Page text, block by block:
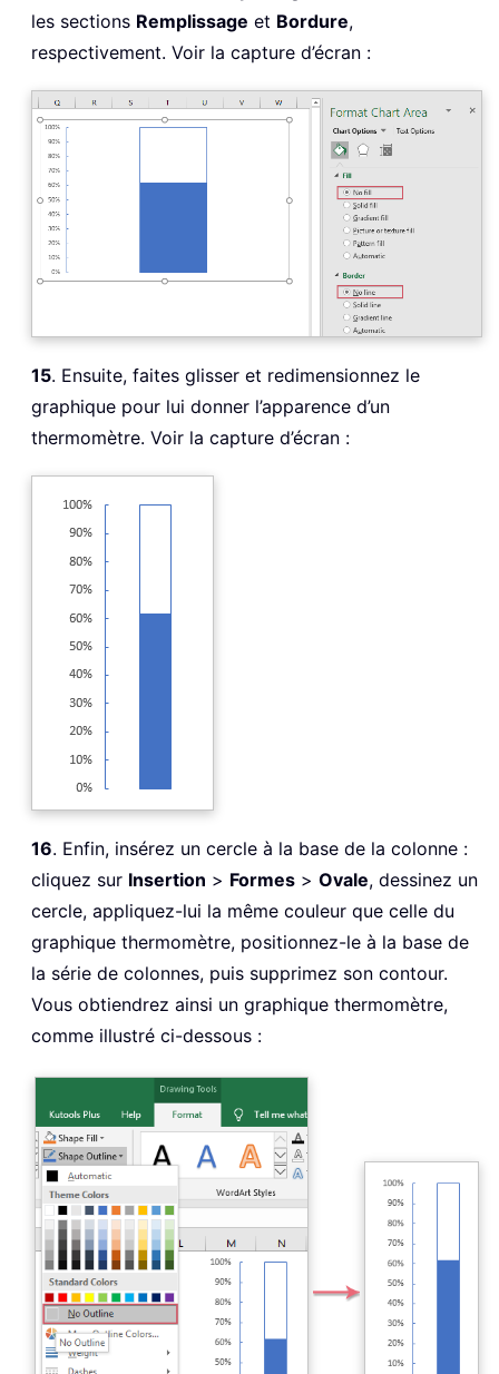
les sections Remplissage et Bordure,
respectivement. Voir la capture d’écran :
15. Ensuite, faites glisser et redimensionnez le
graphique pour lui donner l’apparence d’un
thermomètre. Voir la capture d’écran :
16. Enfin, insérez un cercle à la base de la colonne :
cliquez sur Insertion > Formes > Ovale, dessinez un
cercle, appliquez-lui la même couleur que celle du
graphique thermomètre, positionnez-le à la base de
la série de colonnes, puis supprimez son contour.
Vous obtiendrez ainsi un graphique thermomètre,
comme illustré ci-dessous :